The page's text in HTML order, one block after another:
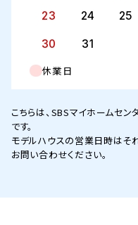
23 24 25
30 31
休業日
こちらは、SBSマイホームセ
です。
モデルハウスの営業日時はそ
お問い合わせください。